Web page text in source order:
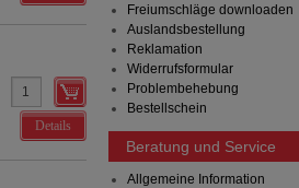
Details
Freiumschläge downloaden
Auslandsbestellung
Reklamation
Widerrufsformular
Problembehebung
Bestellschein
Beratung und Service
Allgemeine Information